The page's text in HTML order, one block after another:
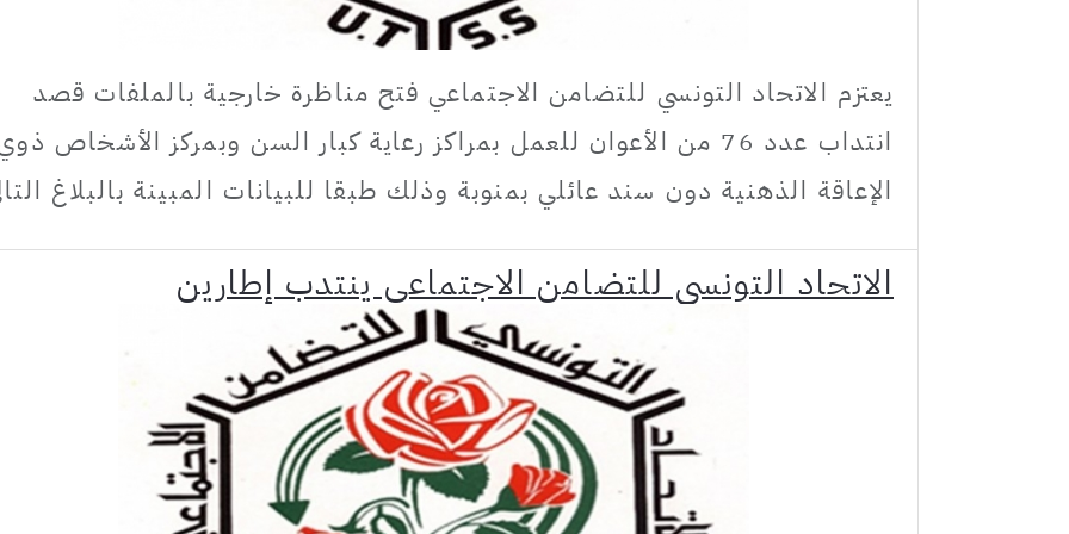
يعتزم الاتحاد التونسي للتضامن الاجتماعي فتح مناظرة خارجية بالملفات قصد
انتداب عدد 76 من الأعوان للعمل بمراكز رعاية كبار السن وبمركز الأشخاص
الإعاقة الذهنية دون سند عائلي بمنوبة وذلك طبقا للبيانات المبينة بالبلاغ
الاتحاد التونسي للتضامن الاجتماعي ينتدب إطارين